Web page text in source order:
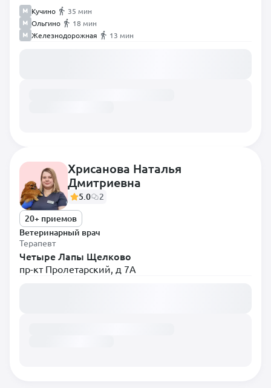
Кучино
35 мин
Ольгино
18 мин
Железнодорожная
13 мин
Хрисанова Наталья
Дмитриевна
5.0
2
20+ приемов
Ветеринарный врач
Терапевт
Четыре Лапы Щелково
пр-кт Пролетарский, д 7А